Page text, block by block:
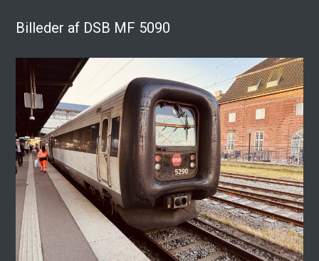
Billeder af DSB MF 5090